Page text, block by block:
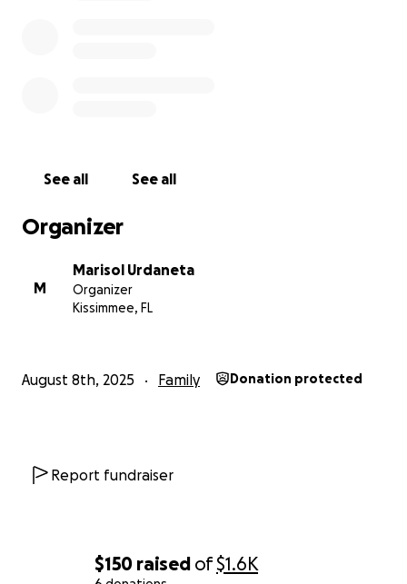
$150 raised of$1.6K
See all See all
Organizer
M
Marisol Urdaneta
Organizer
Kissimmee, FL
August 8th, 2025 Family Donation protected
Report fundraiser